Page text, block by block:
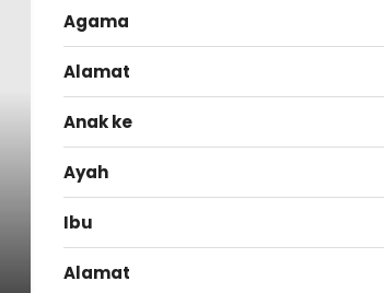
Agama
Alamat
Anak ke
Ayah
Ibu
Alamat